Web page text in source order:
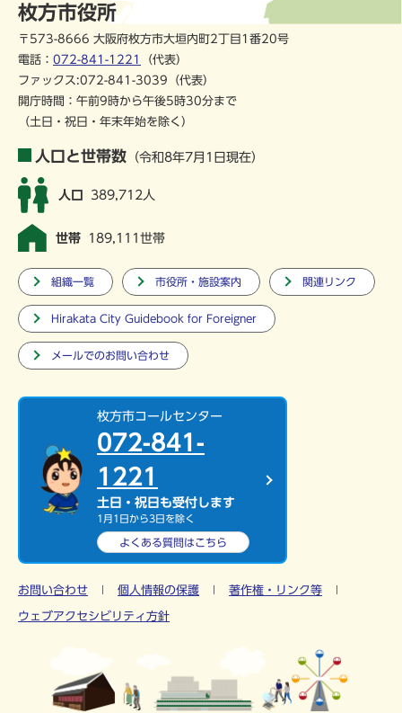
枚方市役所
〒573-8666 大阪府枚方市大垣内町2丁目1番20号
電話： 072-841-1221
（代表）
ファックス:072-841-3039（代表）
開庁時間：午前9時から午後5時30分まで
（土日・祝日・年末年始を除く）
人口と世帯数 （令和8年7月1日現在）
人口 389,712人
世帯 189,111世帯
組織一覧 市役所・施設案内 関連リンク
Hirakata City Guidebook for Foreigner
メールでのお問い合わせ
枚方市コールセンター
072-841-
1221
土日・祝日も受付します
1月1日から3日を除く
よくある質問はこちら
お問い合わせ 個人情報の保護 著作権・リンク等
ウェブアクセシビリティ方針